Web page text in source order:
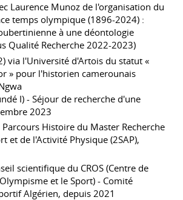
Laurence Munoz de l'organisation du
temps olympique (1896-2024) :
à une déontologie
Qualité Recherche 2022-2023)
via l'Université d'Artois du statut «
» pour l'historien camerounais
I) - Séjour de recherche d'une
2023
Parcours Histoire du Master Recherche
et de l'Activité Physique (2SAP),
scientifique du CROS (Centre de
et le Sport) - Comité
Algérien, depuis 2021